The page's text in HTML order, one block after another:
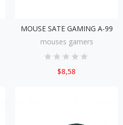
MOUSE SATE GAMING A-99
mouses gamers
$8,58